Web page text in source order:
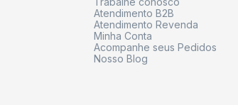
Atendimento B2B
Atendimento Revenda
Minha Conta
Acompanhe seus Pedidos
Nosso Blog